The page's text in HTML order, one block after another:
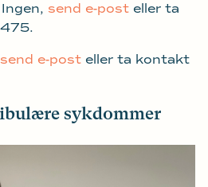
send e-post eller ta
send e-post eller ta kontakt
sykdommer